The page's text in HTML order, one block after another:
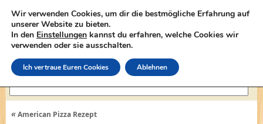
lasagne-rezepte.net
«American Pizza Rezept
Wir verwenden Cookies, um dir die bestmögliche Erfahrung auf
unserer Website zu bieten.
In den Einstellungen kannst du erfahren, welche Cookies wir
verwenden oder sie ausschalten.
Ich vertraue Euren Cookies Ablehnen